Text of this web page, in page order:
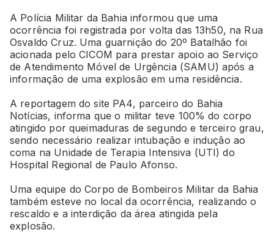
A Polícia Militar da Bahia informou que uma
ocorrência foi registrada por volta das 13h50, na Rua
Osvaldo Cruz. Uma guarnição do 20º Batalhão foi
acionada pelo CICOM para prestar apoio ao Serviço
de Atendimento Móvel de Urgência (SAMU) após a
informação de uma explosão em uma residência.
A reportagem do site PA4, parceiro do Bahia
Notícias, informa que o militar teve 100% do corpo
atingido por queimaduras de segundo e terceiro grau,
sendo necessário realizar intubação e indução ao
coma na Unidade de Terapia Intensiva (UTI) do
Hospital Regional de Paulo Afonso.
Uma equipe do Corpo de Bombeiros Militar da Bahia
também esteve no local da ocorrência, realizando o
rescaldo e a interdição da área atingida pela
explosão.